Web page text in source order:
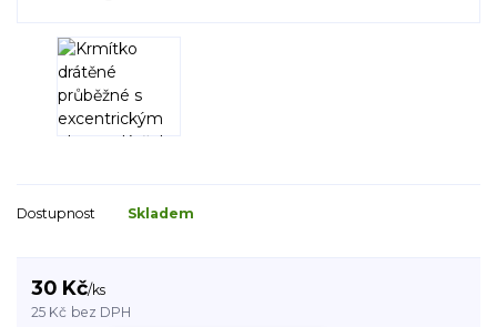
Dostupnost Skladem
30 Kč/ks
25 Kč bez DPH